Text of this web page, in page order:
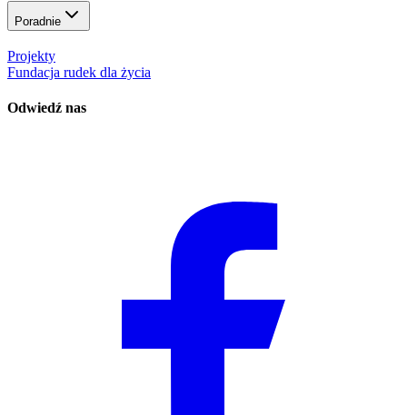
Poradnie
Projekty
Fundacja rudek dla życia
Odwiedź nas